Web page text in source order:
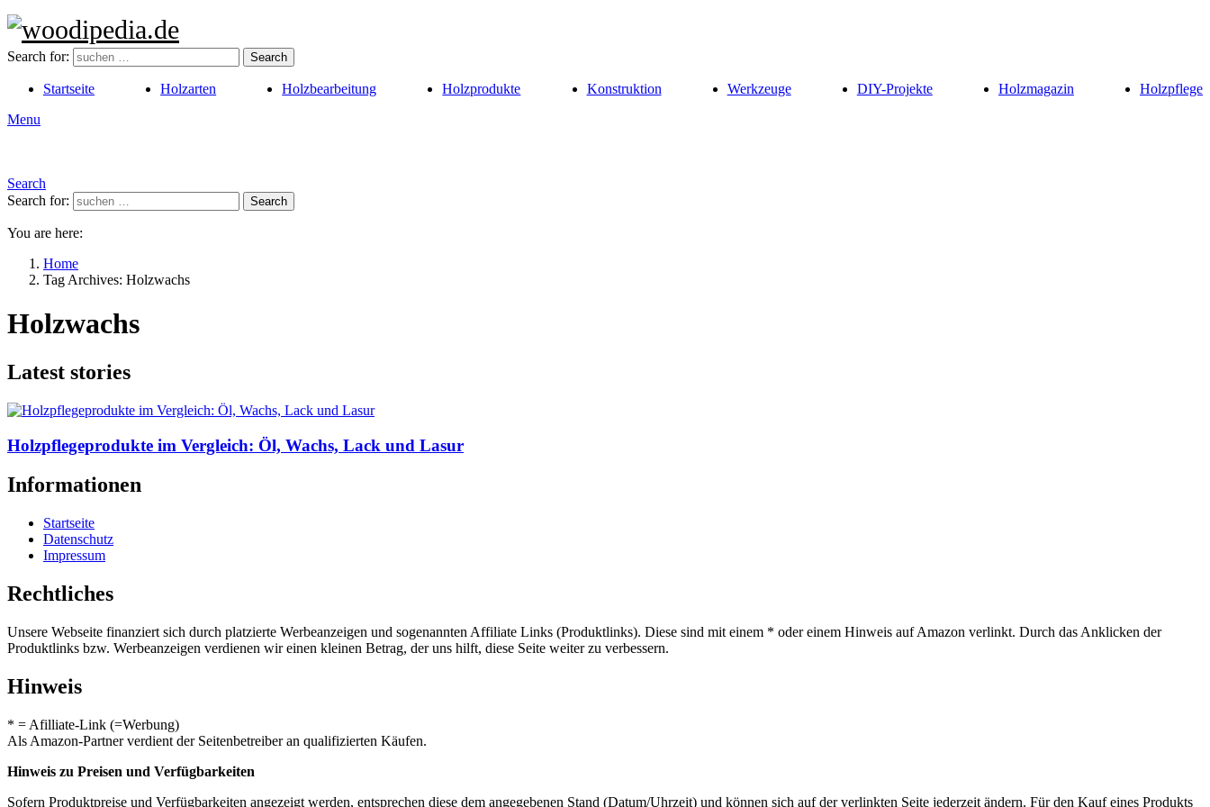
Search for: Search
Startseite Holzarten Holzbearbeitung Holzprodukte Konstruktion Werkzeuge DIY-Projekte Holzmagazin
Holzpflege
Menu
Search
Search for:
Search
You are here:
Home
Tag Archives: Holzwachs
Holzwachs
Latest stories
Holzpflegeprodukte im Vergleich: Öl, Wachs, Lack und Lasur
Informationen
Startseite
Datenschutz
Impressum
Rechtliches
Unsere Webseite finanziert sich durch platzierte Werbeanzeigen und sogenannten Affiliate Links (Produktlinks). Diese sind mit einem * oder einem Hinweis auf Amazon verlinkt. Durch das Anklicken der
Produktlinks bzw. Werbeanzeigen verdienen wir einen kleinen Betrag, der uns hilft, diese Seite weiter zu verbessern.
Hinweis
* = Afilliate-Link (=Werbung)
Als Amazon-Partner verdient der Seitenbetreiber an qualifizierten Käufen.
Hinweis zu Preisen und Verfügbarkeiten
Sofern Produktpreise und Verfügbarkeiten angezeigt werden, entsprechen diese dem angegebenen Stand (Datum/Uhrzeit) und können sich auf der verlinkten Seite jederzeit ändern. Für den Kauf eines Produkts